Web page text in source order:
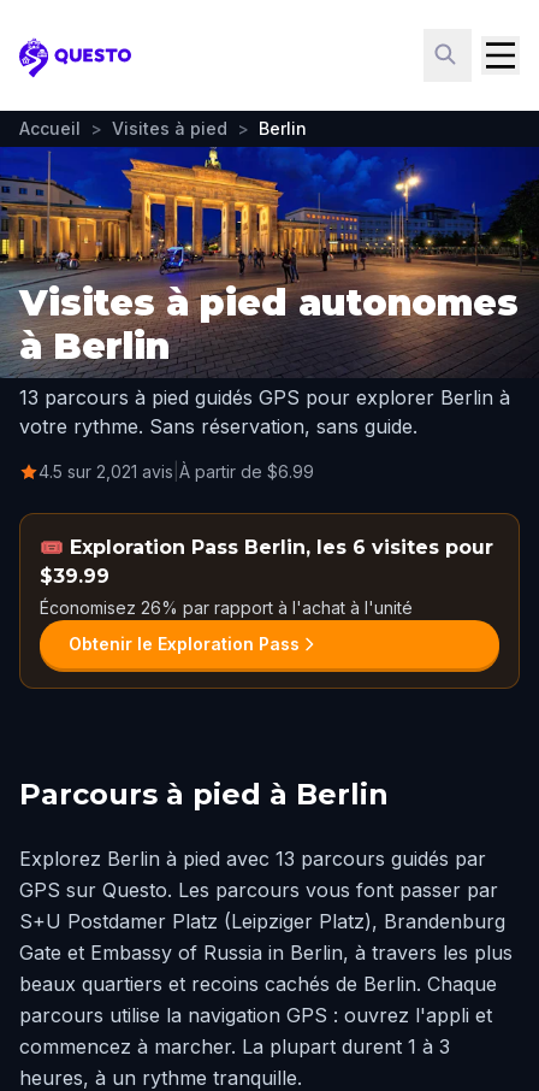
Questo
Accueil > Visites à pied > Berlin
Visites à pied autonomes
à Berlin
13 parcours à pied guidés GPS pour explorer Berlin à
votre rythme. Sans réservation, sans guide.
4.5 sur 2,021 avis À partir de $6.99
🎟️ Exploration Pass Berlin, les 6 visites pour
$39.99
Économisez 26% par rapport à l'achat à l'unité
Obtenir le Exploration Pass
Parcours à pied à Berlin
Explorez Berlin à pied avec 13 parcours guidés par
GPS sur Questo. Les parcours vous font passer par
S+U Postdamer Platz (Leipziger Platz), Brandenburg
Gate et Embassy of Russia in Berlin, à travers les plus
beaux quartiers et recoins cachés de Berlin. Chaque
parcours utilise la navigation GPS : ouvrez l'appli et
commencez à marcher. La plupart durent 1 à 3
heures, à un rythme tranquille.